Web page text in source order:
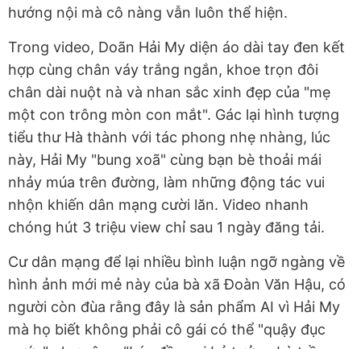
hướng nội mà cô nàng vẫn luôn thể hiện.
Trong video, Doãn Hải My diện áo dài tay đen kết
hợp cùng chân váy trắng ngắn, khoe trọn đôi
chân dài nuột nà và nhan sắc xinh đẹp của "mẹ
một con trông mòn con mắt". Gác lại hình tượng
tiểu thư Hà thành với tác phong nhẹ nhàng, lúc
này, Hải My "bung xoã" cùng bạn bè thoải mái
nhảy múa trên đường, làm những động tác vui
nhộn khiến dân mạng cười lăn. Video nhanh
chóng hút 3 triệu view chỉ sau 1 ngày đăng tải.
Cư dân mạng để lại nhiều bình luận ngỡ ngàng về
hình ảnh mới mẻ này của bà xã Đoàn Văn Hậu, có
người còn đùa rằng đây là sản phẩm AI vì Hải My
mà họ biết không phải cô gái có thể "quậy đục